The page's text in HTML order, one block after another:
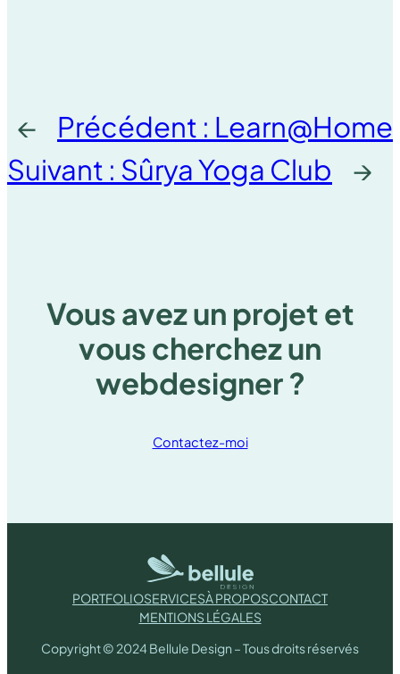
← Précédent : Learn@Home
Suivant : Sûrya Yoga Club →
Vous avez un projet et
vous cherchez un
webdesigner ?
Contactez-moi
PORTFOLIOSERVICESÀ PROPOSCONTACT
MENTIONS LÉGALES
Copyright © 2024 Bellule Design – Tous droits réservés